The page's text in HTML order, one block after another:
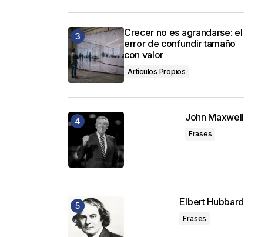
Crecer no es agrandarse: el
error de confundir tamaño
con valor
Artículos Propios
John Maxwell
Frases
Elbert Hubbard
Frases